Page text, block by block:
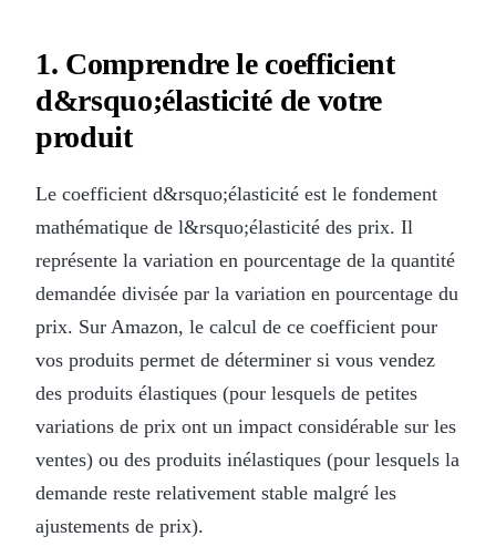
1. Comprendre le coefficient
d&rsquo;élasticité de votre
produit
Le coefficient d&rsquo;élasticité est le fondement
mathématique de l&rsquo;élasticité des prix. Il
représente la variation en pourcentage de la quantité
demandée divisée par la variation en pourcentage du
prix. Sur Amazon, le calcul de ce coefficient pour
vos produits permet de déterminer si vous vendez
des produits élastiques (pour lesquels de petites
variations de prix ont un impact considérable sur les
ventes) ou des produits inélastiques (pour lesquels la
demande reste relativement stable malgré les
ajustements de prix).